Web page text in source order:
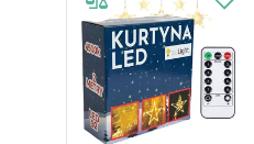
Turystyka
Parasole
Zobacz wszystkie
Zasilanie
Materiał wykonania
Strumień świetlny
Kolor lampy
Instrukcja montażu
MANUAL_G146-2CP.pdf